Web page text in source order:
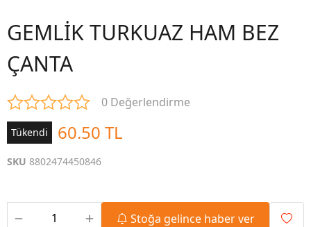
GEMLİK TURKUAZ HAM BEZ
ÇANTA
0 Değerlendirme
Tükendi 60.50 TL
SKU 8802474450846
Stoğa gelince haber ver